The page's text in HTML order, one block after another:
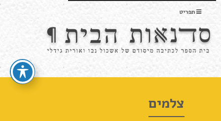
תפריט
צלמים